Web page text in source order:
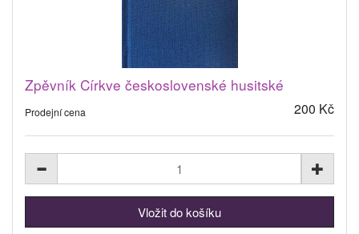
Zpěvník Církve československé husitské
Prodejní cena 200 Kč